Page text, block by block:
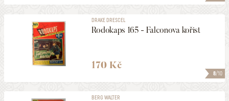
8/10
DRAKE DRESCEL
Rodokaps 165 - Falconova kořist
170 Kč
BERG WALTER